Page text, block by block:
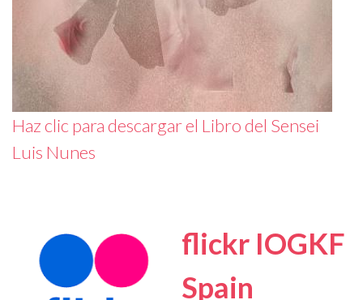
Haz clic para descargar el Libro del Sensei
Luis Nunes
flickr IOGKF
Spain